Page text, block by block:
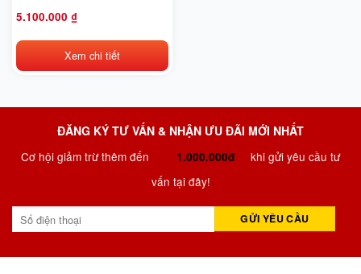
70L
5.100.000 ₫
Xem chi tiết
ĐĂNG KÝ TƯ VẤN & NHẬN ƯU ĐÃI MỚI NHẤT
Cơ hội giảm trừ thêm đến
1.000.000đ
khi gửi yêu cầu tư
vấn tại đây!